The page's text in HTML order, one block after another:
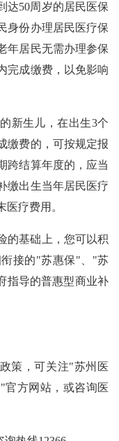
达50周岁的居民医保
身份办理居民医疗保
年居民无需办理参保
完成缴费，以免影响
新生儿，在出生3个
缴费的，可按规定报
跨结算年度的，应当
缴出生当年居民医疗
疗费用。
的基础上，您可以积
接的"苏惠保"、"苏
指导的普惠型商业补
策，可关注"苏州医
方网站，或咨询医